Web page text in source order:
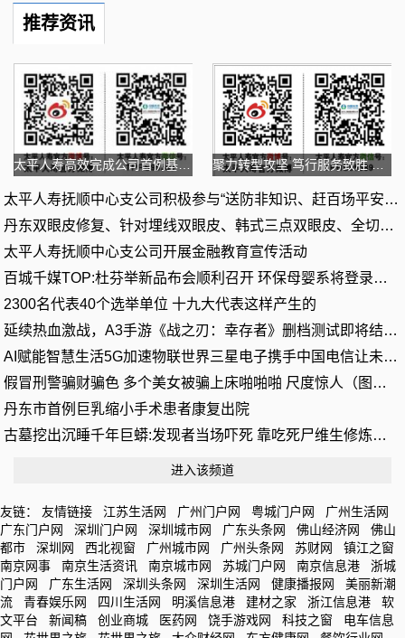
推荐资讯
太平人寿高效完成公司首例基孔肯雅热理赔 聚力转型攻坚 笃行服务致胜 太平人寿召开2025年年中工
太平人寿抚顺中心支公司积极参与“送防非知识、赶百场平安大集”
丹东双眼皮修复、针对埋线双眼皮、韩式三点双眼皮、全切双眼皮等
太平人寿抚顺中心支公司开展金融教育宣传活动
百城千媒TOP:杜芬举新品布会顺利召开 环保母婴系将登录国际市场
2300名代表40个选举单位 十九大代表这样产生的
延续热血激战，A3手游《战之刃：幸存者》删档测试即将结束！
AI赋能智慧生活5G加速物联世界三星电子携手中国电信让未来更近
假冒刑警骗财骗色 多个美女被骗上床啪啪啪 尺度惊人（图片）
丹东市首例巨乳缩小手术患者康复出院
古墓挖出沉睡千年巨蟒:发现者当场吓死 靠吃死尸维生修炼成精传言
进入该频道
友链： 友情链接 江苏生活网 广州门户网 粤城门户网
广州生活网
广东门户网
深圳门户网 深圳城市网 广东头条网 佛山经济网
佛山
都市
深圳网 西北视窗 广州城市网 广州头条网 苏财网
镇江之窗
南京网事
南京生活资讯 南京城市网 苏城门户网 南京信息港
浙城
门户网
广东生活网 深圳头条网 深圳生活网 健康播报网
美丽新潮
流
青春娱乐网 四川生活网 明溪信息港 建材之家 浙江信息港
软
文平台
新闻稿 创业商城 医药网 饶手游戏网 科技之窗
电车信息